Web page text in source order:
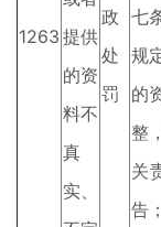
1263 提供
的资
料不
真
实、
政
处
罚
七
规
的
整
关
告